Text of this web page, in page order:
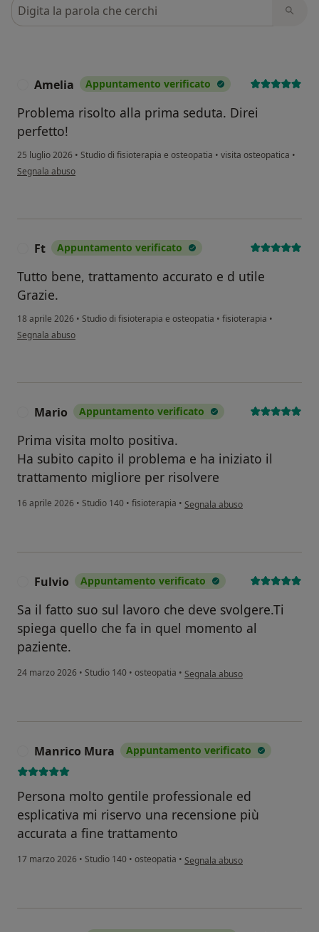
Amelia Appuntamento verificato
Problema risolto alla prima seduta. Direi
perfetto!
25 luglio 2026 • Studio di fisioterapia e osteopatia • visita osteopatica •
secondo l'opinione dell'utente Amelia
Segnala abuso
Ft Appuntamento verificato
Tutto bene, trattamento accurato e d utile
Grazie.
18 aprile 2026 • Studio di fisioterapia e osteopatia • fisioterapia •
secondo l'opinione dell'utente Ft
Segnala abuso
Mario Appuntamento verificato
Prima visita molto positiva.
Ha subito capito il problema e ha iniziato il
trattamento migliore per risolvere
16 aprile 2026 • Studio 140 • fisioterapia • secondo l'opinione dell'utente
Segnala abuso
Fulvio Appuntamento verificato
Sa il fatto suo sul lavoro che deve svolgere.Ti
spiega quello che fa in quel momento al
paziente.
24 marzo 2026 • Studio 140 • osteopatia • secondo l'opinione dell'utente
Segnala abuso
Manrico Mura Appuntamento verificato
Persona molto gentile professionale ed
esplicativa mi riservo una recensione più
accurata a fine trattamento
17 marzo 2026 • Studio 140 • osteopatia • secondo l'opinione dell'utente
Segnala abuso